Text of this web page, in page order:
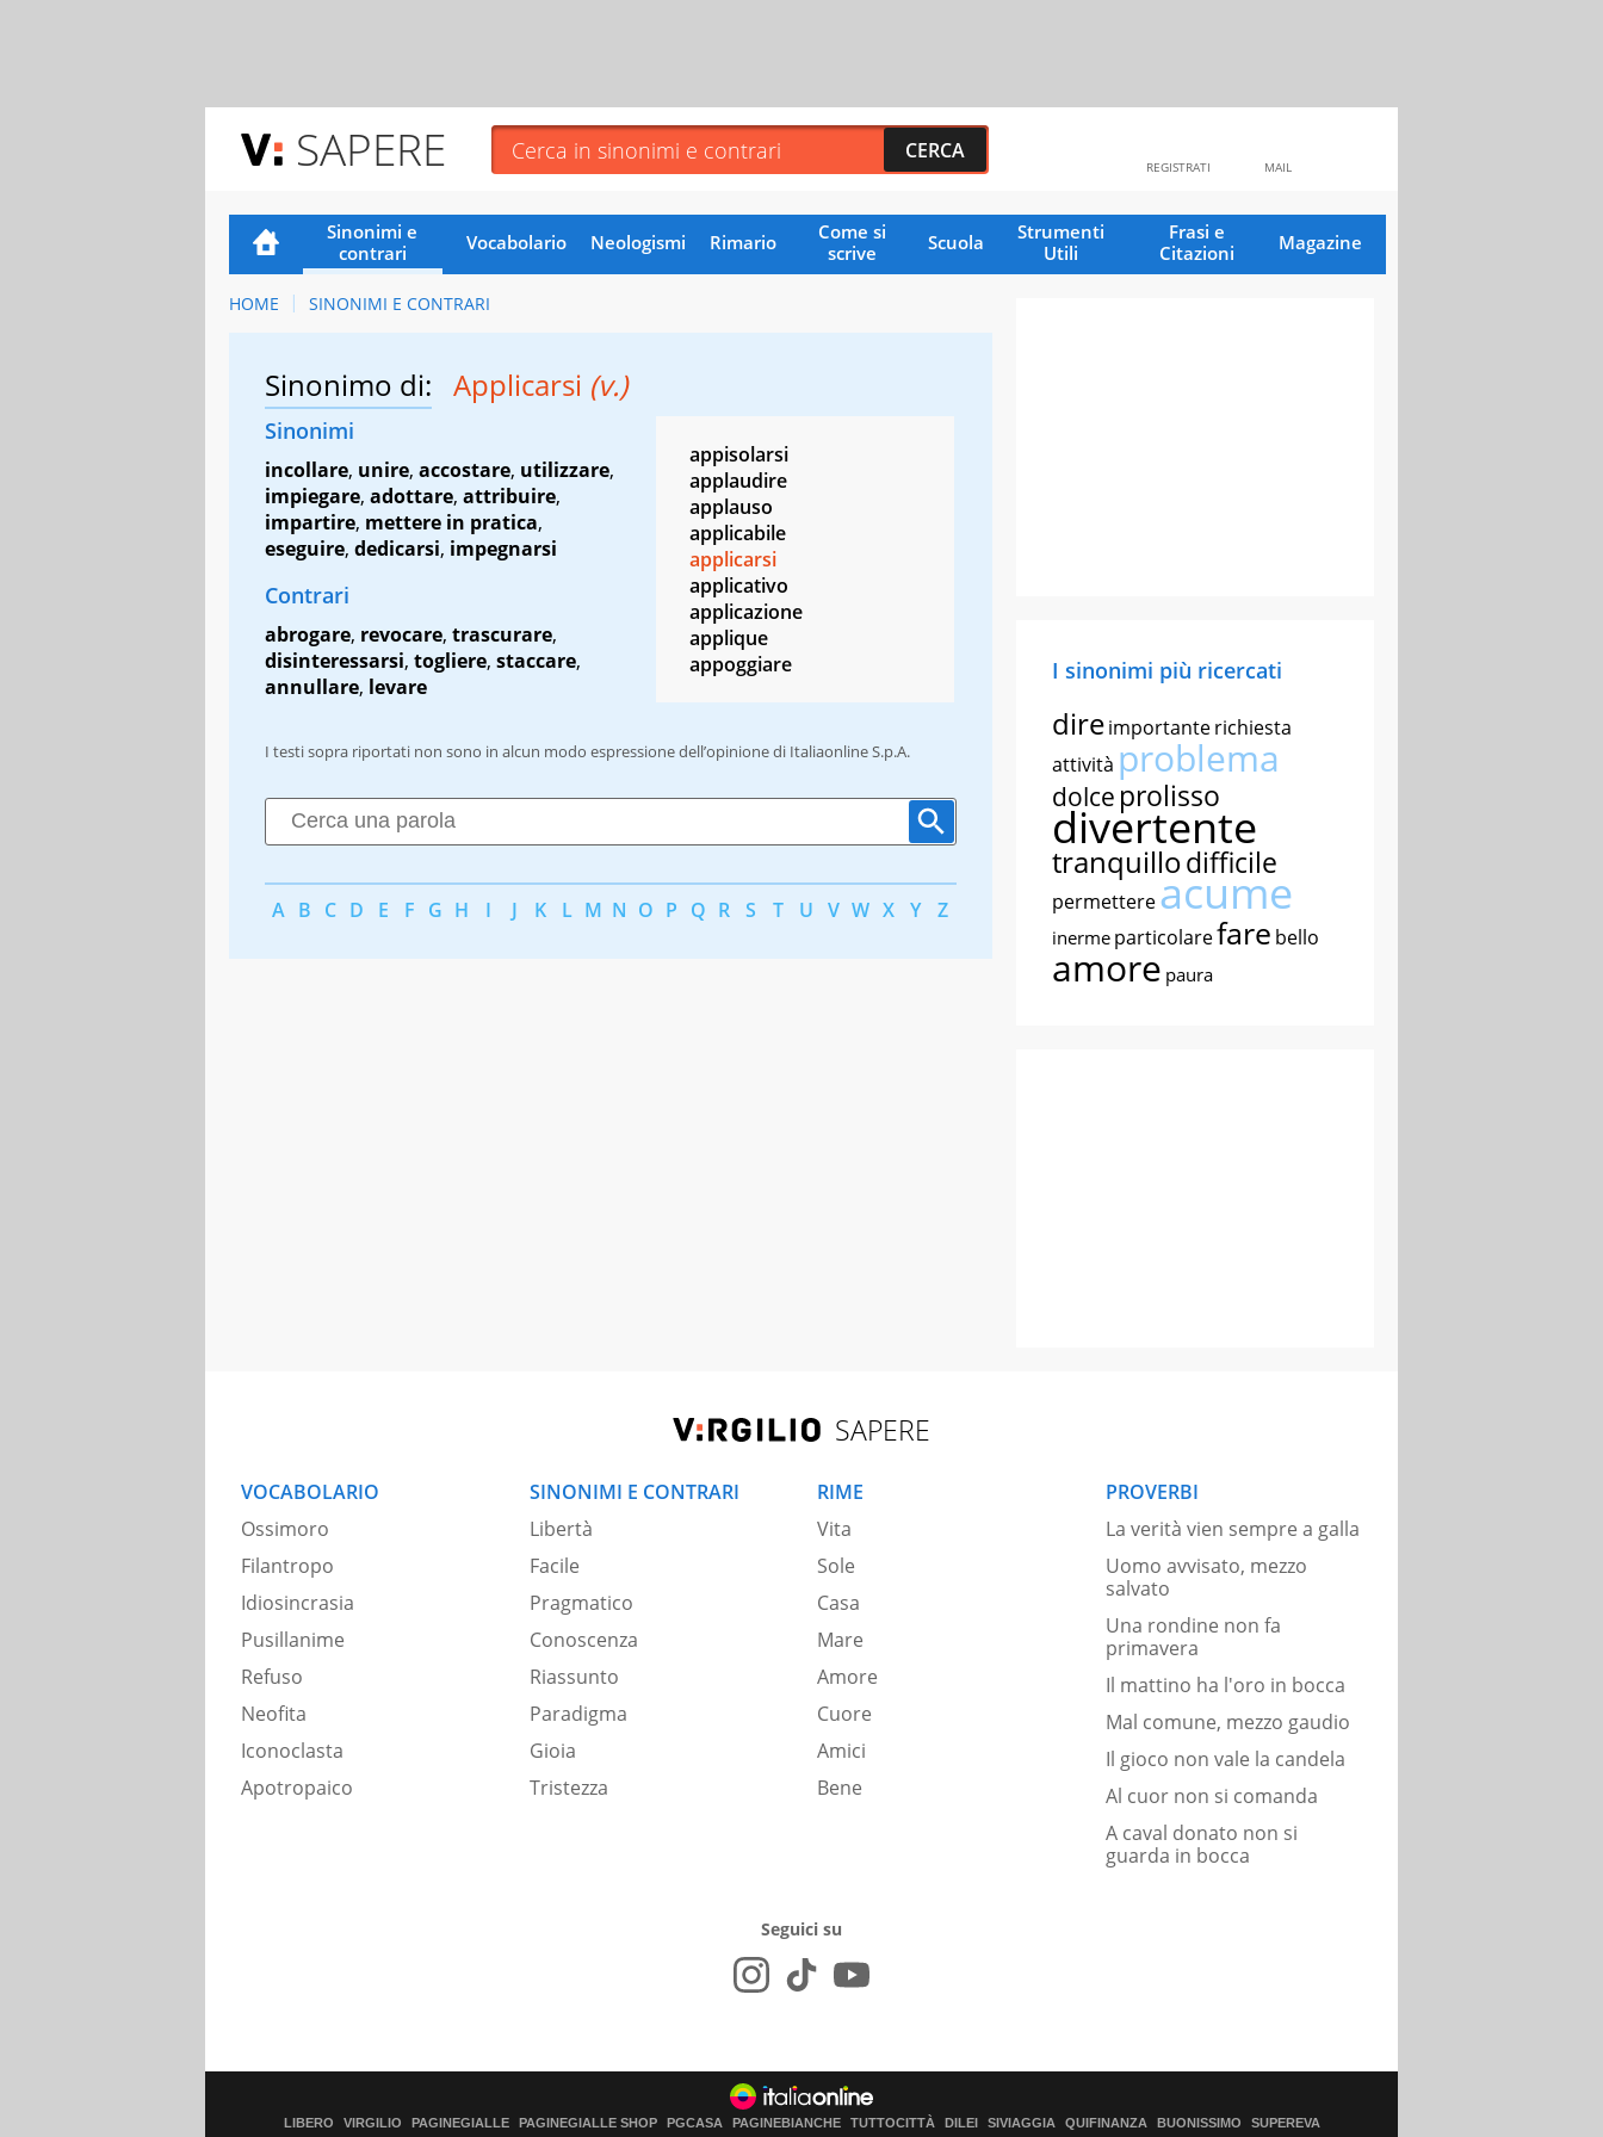
SAPERE MAIL
REGISTRATI
Sinonimi e
contrari
Vocabolario Neologismi Rimario
Come si
scrive
Scuola
Strumenti
Utili
Frasi e
Citazioni
Magazine
HOME SINONIMI E CONTRARI
Sinonimo di: Applicarsi (v.)
Sinonimi
incollare, unire, accostare, utilizzare,
impiegare, adottare, attribuire,
impartire, mettere in pratica,
eseguire, dedicarsi, impegnarsi
Contrari
abrogare, revocare, trascurare,
disinteressarsi, togliere, staccare,
annullare, levare
appisolarsi
applaudire
applauso
applicabile
applicarsi
applicativo
applicazione
applique
appoggiare
I testi sopra riportati non sono in alcun modo espressione dell’opinione di Italiaonline S.p.A.
A B C D E F G H I J K L M N O P Q R S T U V W X Y Z
I sinonimi più ricercati
direimportanterichiesta
attività problema
dolce prolisso
divertente
tranquillodifficile
permettereacume
inerme particolarefare bello
amore paura
SAPERE
VOCABOLARIO
Ossimoro
Filantropo
Idiosincrasia
Pusillanime
Refuso
Neofita
Iconoclasta
Apotropaico
SINONIMI E CONTRARI
Libertà
Facile
Pragmatico
Conoscenza
Riassunto
Paradigma
Gioia
Tristezza
RIME
Vita
Sole
Casa
Mare
Amore
Cuore
Amici
Bene
PROVERBI
La verità vien sempre a galla
Uomo avvisato, mezzo
salvato
Una rondine non fa
primavera
Il mattino ha l'oro in bocca
Mal comune, mezzo gaudio
Il gioco non vale la candela
Al cuor non si comanda
A caval donato non si
guarda in bocca
Seguici su
LIBERO VIRGILIO PAGINEGIALLE PAGINEGIALLE SHOP PGCASA PAGINEBIANCHE TUTTOCITTÀ DILEI SIVIAGGIA QUIFINANZA BUONISSIMO SUPEREVA